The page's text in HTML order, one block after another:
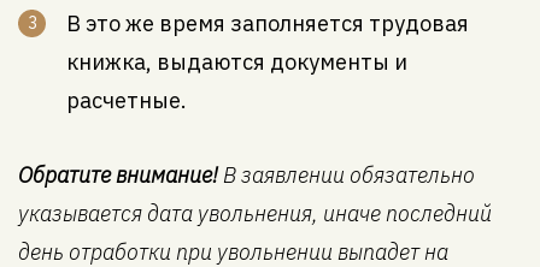
В это же время заполняется трудовая
книжка, выдаются документы и
расчетные.
Обратите внимание!В заявлении обязательно
указывается дата увольнения, иначе последний
день отработки при увольнении выпадет на